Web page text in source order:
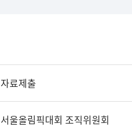
자료제출
서울올림픽대회 조직위원회